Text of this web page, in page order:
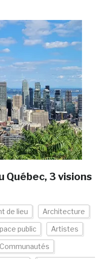
Québec, 3 visions
de lieu Architecture
public Artistes
Communautés